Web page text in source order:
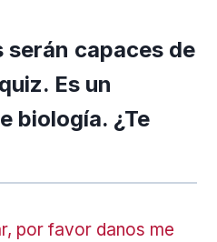
serán capaces de
Es un
biología. ¿Te
por favor danos me